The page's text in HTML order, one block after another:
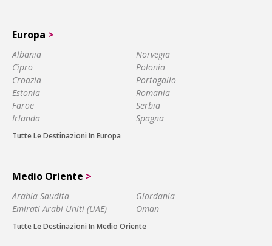
Europa >
Albania
Cipro
Croazia
Estonia
Faroe
Irlanda
Norvegia
Polonia
Portogallo
Romania
Serbia
Spagna
Tutte Le Destinazioni In Europa
Medio Oriente >
Arabia Saudita
Emirati Arabi Uniti (UAE)
Giordania
Oman
Tutte Le Destinazioni In Medio Oriente